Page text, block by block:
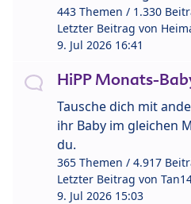
443 Themen / 1.330
Letzter Beitrag von
9. Jul 2026 16:41
HiPP Monats-
Tausche dich mit
ihr Baby im gleichen
du.
365 Themen / 4.917
Letzter Beitrag von
9. Jul 2026 15:03